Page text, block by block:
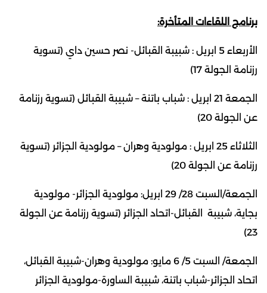
برنامج اللقاءات المتأخرة:
الأربعاء 5 ابريل : شبيبة القبائل- نصر حسين داي (تسوية
رزنامة الجولة 17)
الجمعة 21 ابريل : شباب باتنة – شبيبة القبائل (تسوية رزنامة
عن الجولة 20)
الثلاثاء 25 ابريل : مولودية وهران – مولودية الجزائر (تسوية
رزنامة عن الجولة 20)
الجمعة/السبت 28/ 29 ابريل: مولودية الجزائر- مولودية
بجاية، شبيبة القبائل-اتحاد الجزائر (تسوية رزنامة عن الجولة
23)
الجمعة/ السبت 5/ 6 مايو: مولودية وهران-شبيبة القبائل،
اتحاد الجزائر-شباب باتنة، شبيبة الساورة-مولودية الجزائر